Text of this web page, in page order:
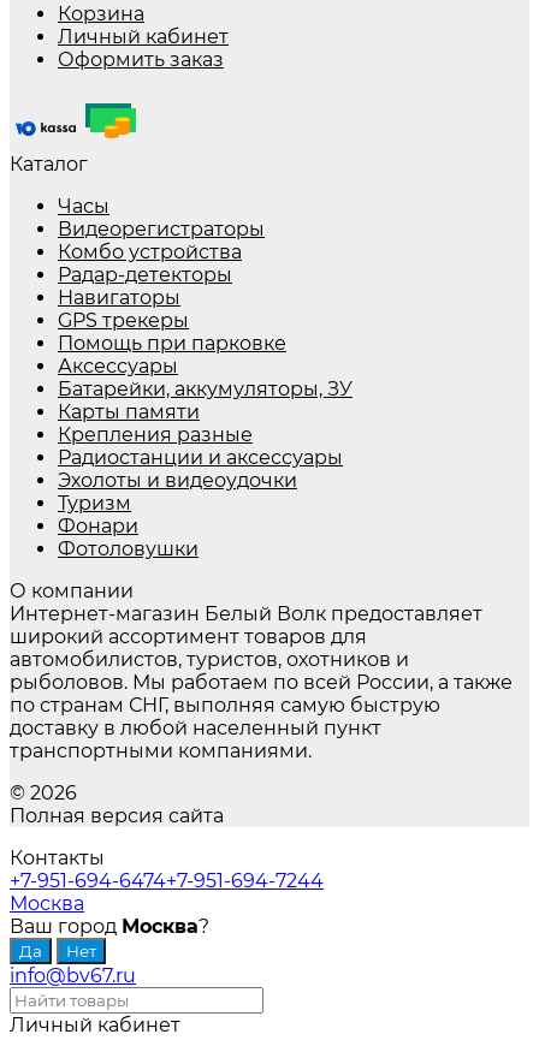
Корзина
Личный кабинет
Оформить заказ
Каталог
Часы
Видеорегистраторы
Комбо устройства
Радар-детекторы
Навигаторы
GPS трекеры
Помощь при парковке
Аксессуары
Батарейки, аккумуляторы, ЗУ
Карты памяти
Крепления разные
Радиостанции и аксессуары
Эхолоты и видеоудочки
Туризм
Фонари
Фотоловушки
О компании
Интернет-магазин Белый Волк предоставляет
широкий ассортимент товаров для
автомобилистов, туристов, охотников и
рыболовов. Мы работаем по всей России, а также
по странам СНГ, выполняя самую быструю
доставку в любой населенный пункт
транспортными компаниями.
© 2026
Полная версия сайта
Контакты
+7-951-694-6474+7-951-694-7244
Москва
Ваш город Москва?
info@bv67.ru
Личный кабинет